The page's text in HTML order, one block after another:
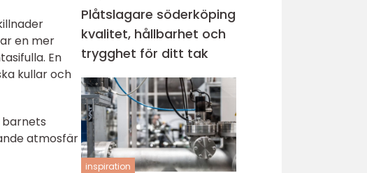
en mer
En
kullar och
atmosfär
Plåtslagare söderköping
kvalitet, hållbarhet och
trygghet för ditt tak
inspiration